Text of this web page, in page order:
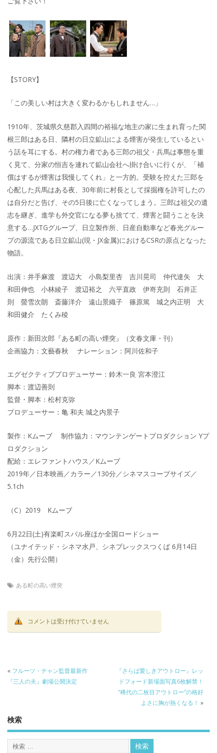
【STORY】
「この美しい村は大きく変わるかもしれません…」
1910年、茨城県久慈郡入四間の裕福な地主の家に生まれ育った関
根三郎はある日、隣村の日立鉱山による煙害が発生しているとい
う話を耳にする。村の権力者である三郎の祖父・兵馬は事態を重
く見て、分家の恒吉を連れて鉱山会社へ掛け合いに行くが、「補
償はするが煙害は我慢してくれ」と一方的。受験を控えた三郎を
心配した兵馬はある夜、30年前に村長として採掘権を許可したの
は自分だと告げ、その5日後に亡くなってしまう。三郎は祖父の遺
志を継ぎ、進学も外交官になる夢も捨てて、煙害と闘うことを決
意する…JXTGグループ、日立製作所、日産自動車など春光グルー
プの源流である日立鉱山(現・JX金属)におけるCSRの原点となった
物語。
出演：井手麻渡 渡辺大 小島梨里杏 吉川晃司 仲代達矢 大
和田伸也 小林綾子 渡辺裕之 六平直政 伊嵜充則 石井正
則 螢雪次朗 斎藤洋介 遠山景織子 篠原篤 城之内正明 大
和田健介 たくみ稜
原作：新田次郎『ある町の高い煙突』（文春文庫・刊）
企画協力：文藝春秋 ナレーション：阿川佐和子
エグゼクティブプロデューサー：鈴木一良 宮本澄江
脚本：渡辺善則
監督・脚本：松村克弥
プロデューサー：亀 和夫 城之内景子
製作：Kムーブ 制作協力：マウンテンゲートプロダクション Yプ
ロダクション
配給：エレファントハウス／Kムーブ
2019年／日本映画／カラー／130分／シネマスコープサイズ／
5.1ch
（C）2019 Kムーブ
6月22日(土)有楽町スバル座ほか全国ロードショー
（ユナイテッド・シネマ水戸、シネプレックスつくば 6月14日
（金）先行公開）
ある町の高い煙突
コメントは受け付けていません
« フルーツ・チャン監督最新作
『三人の夫』劇場公開決定
『さらば愛しきアウトロー』レッ
ドフォード新場面写真6枚解禁！
“稀代の二枚目アウトロー”の格好
よさに胸が熱くなる！ »
検索